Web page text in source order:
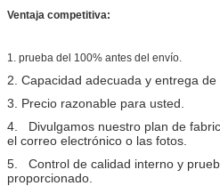
Ventaja competitiva:
1. prueba del 100% antes del envío.
2. Capacidad adecuada y entrega de
3. Precio razonable para usted.
4. Divulgamos nuestro plan de
el correo electrónico o las fotos.
5. Control de calidad interno y
proporcionado.